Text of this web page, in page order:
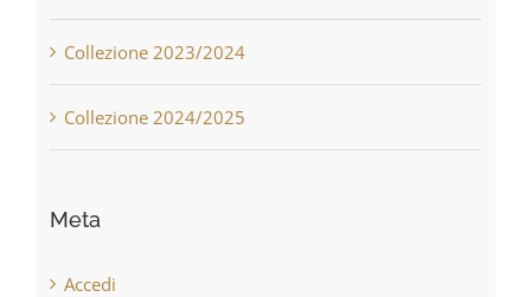
Collezione 2023/2024
Collezione 2024/2025
Meta
Accedi